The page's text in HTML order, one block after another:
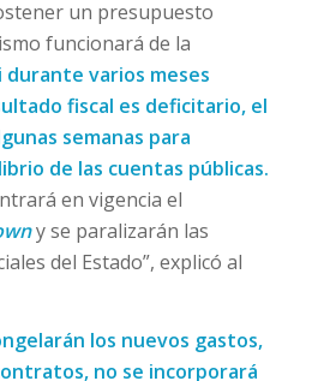
un presupuesto
funcionará de la
durante varios meses
fiscal es deficitario, el
semanas para
de las cuentas públicas.
en vigencia el
y se paralizarán las
del Estado”, explicó al
los nuevos gastos,
no se incorporará